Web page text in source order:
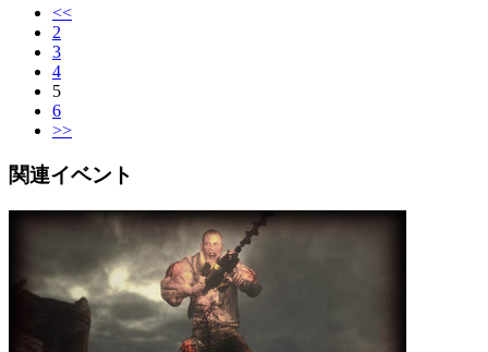
<<
2
3
4
5
6
>>
関連イベント